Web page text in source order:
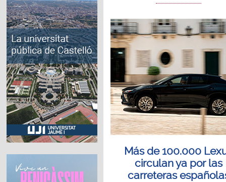
Más de 100.000
circulan ya por las
carreteras